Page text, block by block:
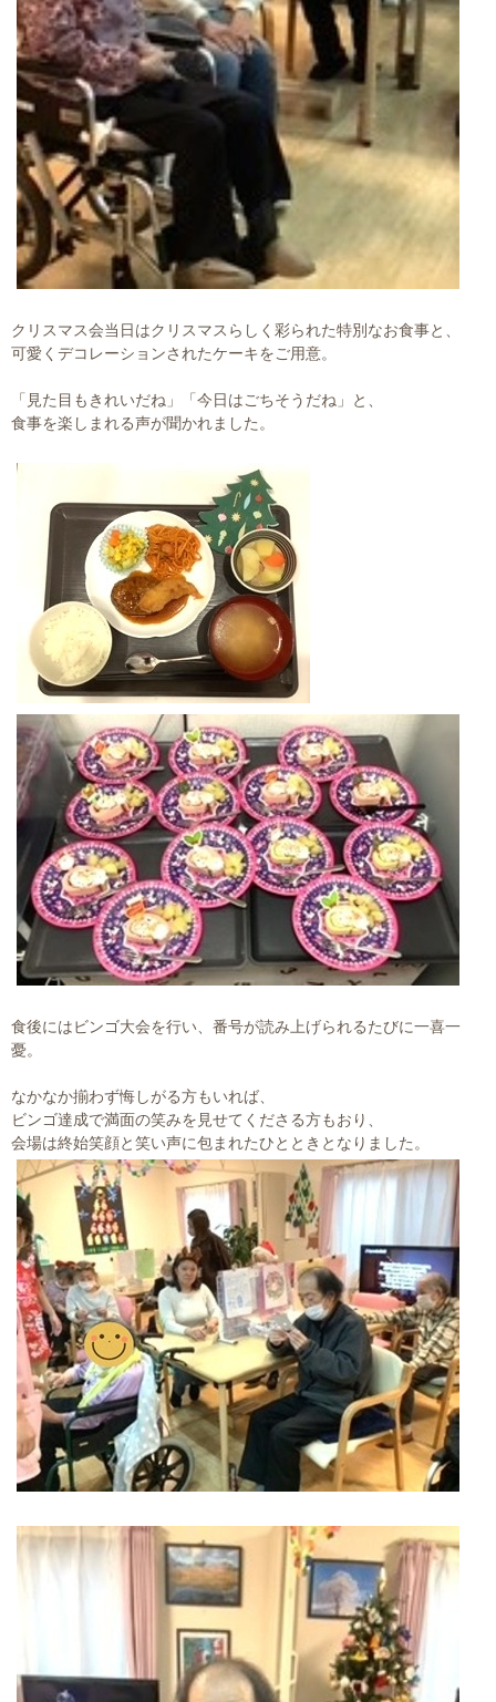
クリスマス会当日はクリスマスらしく彩られた特別なお食事と、
可愛くデコレーションされたケーキをご用意。
「見た目もきれいだね」「今日はごちそうだね」と、
食事を楽しまれる声が聞かれました。
食後にはビンゴ大会を行い、番号が読み上げられるたびに一喜一
憂。
なかなか揃わず悔しがる方もいれば、
ビンゴ達成で満面の笑みを見せてくださる方もおり、
会場は終始笑顔と笑い声に包まれたひとときとなりました。